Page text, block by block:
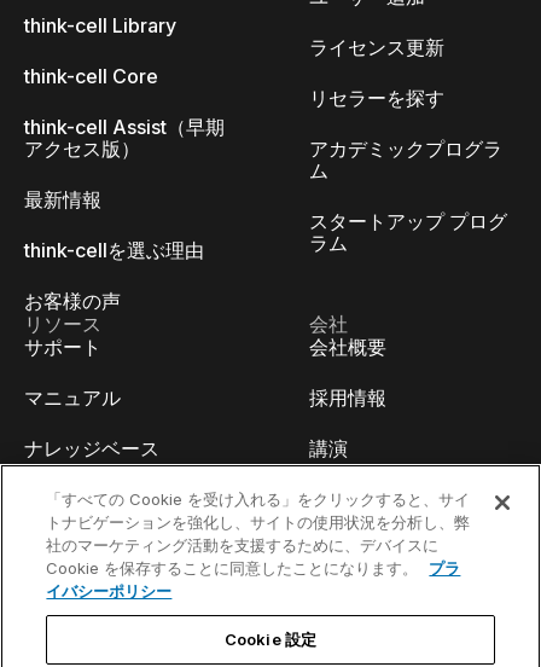
think-cell Library
think-cell Core
think-cell Assist（早期
アクセス版）
最新情報
think-cellを選ぶ理由
お客様の声
ライセンス更新
リセラーを探す
アカデミックプログラ
ム
スタートアップ プログ
ラム
リソース
サポート
マニュアル
ナレッジベース
think-cell Academy
ビデオチュートリアル
コンテンツハブ
会社
会社概要
採用情報
講演
イベント
開発者ブログ
「すべての Cookie を受け入れる」をクリックすると、サイ
トナビゲーションを強化し、サイトの使用状況を分析し、弊
社のマーケティング活動を支援するために、デバイスに
Cookie を保存することに同意したことになります。
プラ
イバシーポリシー
Cookie 設定